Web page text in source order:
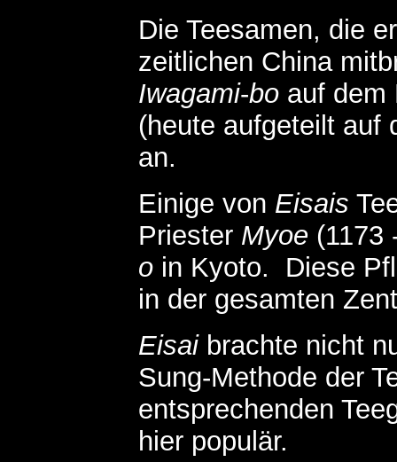
Die Teesamen, die
zeitlichen China
Iwagami-bo auf
(heute aufgeteilt auf
an.
Einige von Eisais
Priester Myoe (1173
o in Kyoto. Diese
in der gesamten
Eisaibrachte nicht
Sung-Methode der
entsprechenden
hier populär.